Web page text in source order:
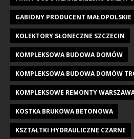
GABIONY PRODUCENT MAŁOPOLSKIE
KOLEKTORY SŁONECZNE SZCZECIN
KOMPLEKSOWA BUDOWA DOMÓW
KOMPLEKSOWA BUDOWA DOMÓW
KOMPLEKSOWE REMONTY
KOSTKA BRUKOWA BETONOWA
KSZTAŁTKI HYDRAULICZNE CZARNE